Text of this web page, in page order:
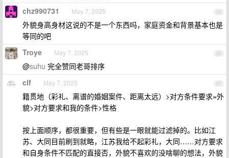
55
chz990731 May 7, 2025
外貌身高身材这说的不是一个东西吗，家庭资金和背景基本也是
等同的吧
56
Troye May 7, 2025
@suhu 完全赞同老哥排序
57
clf May 7, 2025
籍贯地（彩礼、离谱的婚姻案件、距离太远）>对方条件要求=外
貌>对方要求和我的条件>性格
按上面顺序，都很重要，但有些是一眼就能过滤掉的。比如江
苏、大同目前刷到就略，江苏我给不起彩礼，大同……对方要求
和自身条件不匹配的直接否，外貌不喜欢的没啥聊的想法，外貌